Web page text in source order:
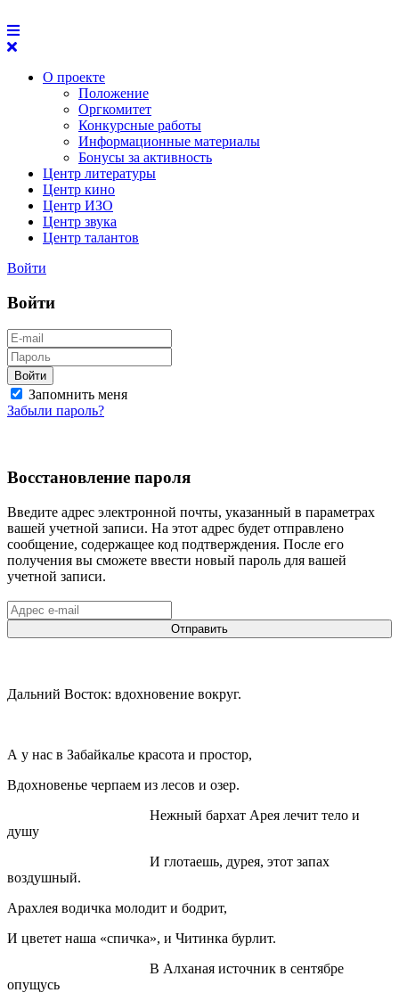
О проекте
Положение
Оргкомитет
Конкурсные работы
Информационные материалы
Бонусы за активность
Центр литературы
Центр кино
Центр ИЗО
Центр звука
Центр талантов
Войти
Войти
Войти
Запомнить меня
Забыли пароль?
Восстановление пароля
Введите адрес электронной почты, указанный в параметрах
вашей учетной записи. На этот адрес будет отправлено
сообщение, содержащее код подтверждения. После его
получения вы сможете ввести новый пароль для вашей
учетной записи.
Отправить
Дальний Восток: вдохновение вокруг.
А у нас в Забайкалье красота и простор,
Вдохновенье черпаем из лесов и озер.
Нежный бархат Арея лечит тело и
душу
И глотаешь, дурея, этот запах
воздушный.
Арахлея водичка молодит и бодрит,
И цветет наша «спичка», и Читинка бурлит.
В Алханая источник в сентябре
опущусь